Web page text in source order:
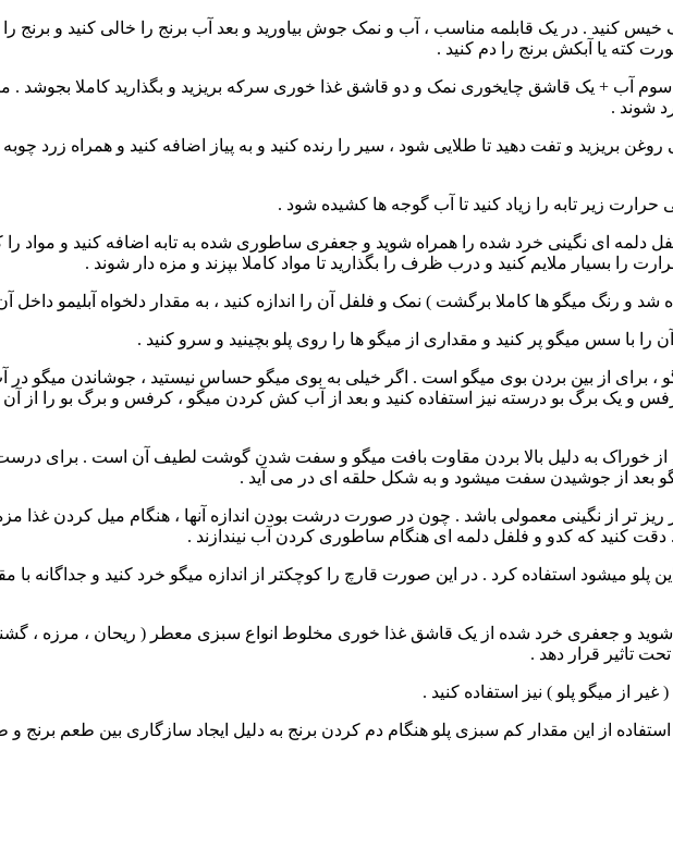
کنید . در یک قابلمه مناسب ، آب و نمک جوش بیاورید و بعد آب برنج را خالی کنید و برنج
کته یا آبکش برنج را دم کنید .
سوم آب + یک قاشق چایخوری نمک و دو قاشق غذا خوری سرکه بریزید و بگذارید کاملا بجوشد .
شوند .
روغن بریزید و تفت دهید تا طلایی شود ، سیر را رنده کنید و به پیاز اضافه کنید و همراه زرد
زیر تابه را زیاد کنید تا آب گوجه ها کشیده شود .
دلمه ای نگینی خرد شده را همراه شوید و جعفری ساطوری شده به تابه اضافه کنید و مواد را
را بسیار ملایم کنید و درب ظرف را بگذارید تا مواد کاملا بپزند و مزه دار شوند .
شد و رنگ میگو ها کاملا برگشت ) نمک و فلفل آن را اندازه کنید ، به مقدار دلخواه آبلیمو داخل
با سس میگو پر کنید و مقداری از میگو ها را روی پلو بچینید و سرو کنید .
، برای از بین بردن بوی میگو است . اگر خیلی به بوی میگو حساس نیستید ، جوشاندن میگو
و یک برگ بو درسته نیز استفاده کنید و بعد از آب کش کردن میگو ، کرفس و برگ بو را از آن
از خوراک به دلیل بالا بردن مقاوت بافت میگو و سفت شدن گوشت لطیف آن است . برای
بعد از جوشیدن سفت میشود و به شکل حلقه ای در می آید .
ریز تر از نگینی معمولی باشد . چون در صورت درشت بودن اندازه آنها ، هنگام میل کردن غذا
دقت کنید که کدو و فلفل دلمه ای هنگام ساطوری کردن آب نیندازند .
و جعفری خرد شده از یک قاشق غذا خوری مخلوط انواع سبزی معطر ( ریحان ، مرزه ، گشنیز ،
تاثیر قرار دهد .
از میگو پلو ) نیز استفاده کنید .
استفاده از این مقدار کم سبزی پلو هنگام دم کردن برنج به دلیل ایجاد سازگاری بین طعم